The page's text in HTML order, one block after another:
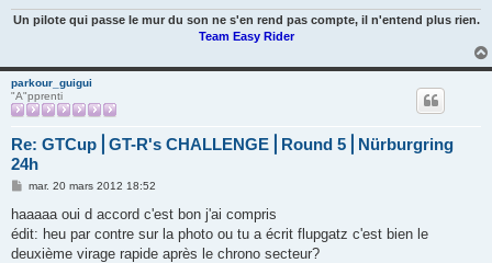
Un pilote qui passe le mur du son ne s'en rend pas compte, il n'entend plus rien.
Team Easy Rider
parkour_guigui
"A"pprenti
Re: GTCup⎪GT-R's CHALLENGE⎪Round 5⎪Nürburgring
24h
M
s
a
g
mar. 20 mars 2012 18:52
haaaaa oui d accord c'est bon j'ai compris
édit: heu par contre sur la photo ou tu a écrit flupgatz c'est bien le
deuxième virage rapide après le chrono secteur?